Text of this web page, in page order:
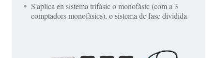
S'aplica en sistema trifàsic o monofàsic (com a 3
comptadors monofàsics), o sistema de fase dividida